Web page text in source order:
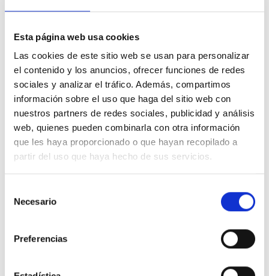
Esta página web usa cookies
Las cookies de este sitio web se usan para personalizar
el contenido y los anuncios, ofrecer funciones de redes
sociales y analizar el tráfico. Además, compartimos
información sobre el uso que haga del sitio web con
nuestros partners de redes sociales, publicidad y análisis
web, quienes pueden combinarla con otra información
que les haya proporcionado o que hayan recopilado a
partir del uso que haya hecho de sus servicios.
Necesario
Preferencias
analizadores de gases y los captadores de material particulado,
además del trabajos de limpieza y mantenimiento de las casetas.
Contamos con planes que incluyen servicios de mantenimiento
Comprobación y ajuste de la instrumentación y
Calibración del instrumental analítico y equipamiento